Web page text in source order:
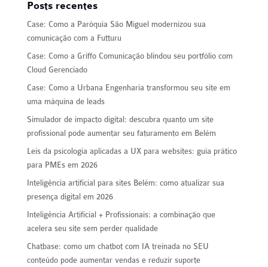
Posts recentes
Case: Como a Paróquia São Miguel modernizou sua
comunicação com a Futturu
Case: Como a Griffo Comunicação blindou seu portfólio com
Cloud Gerenciado
Case: Como a Urbana Engenharia transformou seu site em
uma máquina de leads
Simulador de impacto digital: descubra quanto um site
profissional pode aumentar seu faturamento em Belém
Leis da psicologia aplicadas a UX para websites: guia prático
para PMEs em 2026
Inteligência artificial para sites Belém: como atualizar sua
presença digital em 2026
Inteligência Artificial + Profissionais: a combinação que
acelera seu site sem perder qualidade
Chatbase: como um chatbot com IA treinada no SEU
conteúdo pode aumentar vendas e reduzir suporte